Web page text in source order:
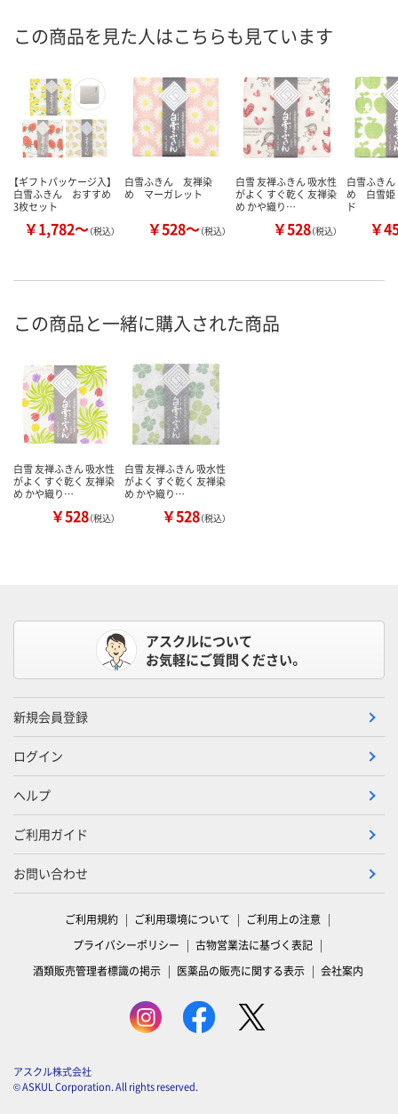
この商品を見た人はこちらも見ています
【ギフトパッケージ入】
白雪ふきん おすすめ
3枚セット
￥1,782～（税込）
白雪ふきん 友禅染
め マーガレット
￥528～（税込）
白雪 友禅ふきん 吸水性
がよく すぐ乾く 友禅染
め かや織り…
￥528（税込）
白雪ふき
め 白雪
ド
￥
この商品と一緒に購入された商品
白雪 友禅ふきん 吸水性
がよく すぐ乾く 友禅染
め かや織り…
￥528（税込）
白雪 友禅ふきん 吸水性
がよく すぐ乾く 友禅染
め かや織り…
￥528（税込）
アスクルについて
お気軽にご質問ください。
新規会員登録
ログイン
ヘルプ
ご利用ガイド
お問い合わせ
ご利用規約 ご利用環境について
ご利用上の注意
プライバシーポリシー
古物営業法に基づく表記
酒類販売管理者標識の掲示
医薬品の販売に関する表示 会社案内
アスクル株式会社
© ASKUL Corporation. All rights reserved.